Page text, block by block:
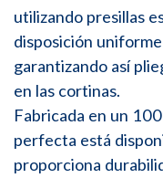
utilizando presillas
disposición
garantizando así
en las cortinas.
Fabricada en un
perfecta está
proporciona